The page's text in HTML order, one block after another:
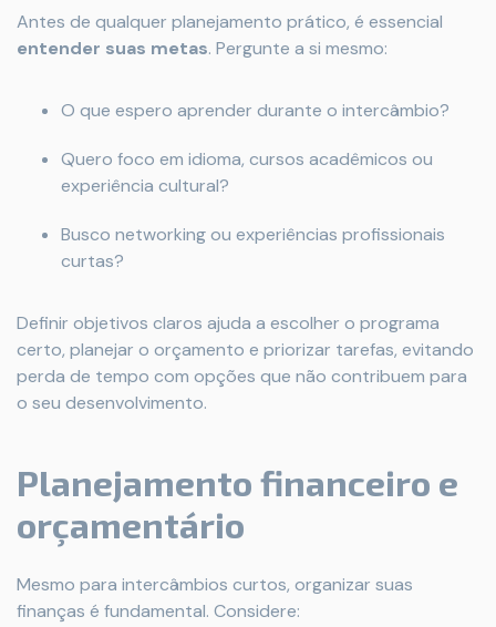
Antes de qualquer planejamento prático, é essencial
entender suas metas. Pergunte a si mesmo:
O que espero aprender durante o intercâmbio?
Quero foco em idioma, cursos acadêmicos ou
experiência cultural?
Busco networking ou experiências profissionais
curtas?
Definir objetivos claros ajuda a escolher o programa
certo, planejar o orçamento e priorizar tarefas, evitando
perda de tempo com opções que não contribuem para
o seu desenvolvimento.
Planejamento financeiro e
orçamentário
Mesmo para intercâmbios curtos, organizar suas
finanças é fundamental. Considere: